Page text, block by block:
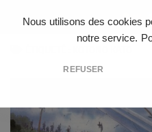
Nous utilisons des cookies
notre service.
REFUSER
Skip to content